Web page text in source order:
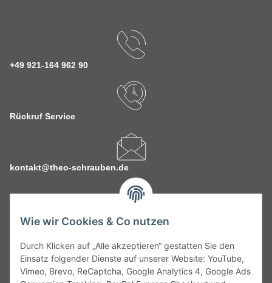
Wie wir Cookies & Co nutzen
Durch Klicken auf „Alle akzeptieren“ gestatten Sie den
Einsatz folgender Dienste auf unserer Website: YouTube,
Vimeo, Brevo, ReCaptcha, Google Analytics 4, Google Ads
+49 921-164 962 90
Rückruf Service
kontakt@theo-schrauben.de
Service